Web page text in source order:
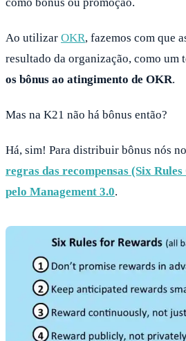
Ao utilizar OKR, fazemos com que
resultado da organização, como um
os bônus ao atingimento de OKR.
Mas na K21 não há bônus então?
Há, sim! Para distribuir bônus nós
regras das recompensas (Six
pelo Management 3.0.